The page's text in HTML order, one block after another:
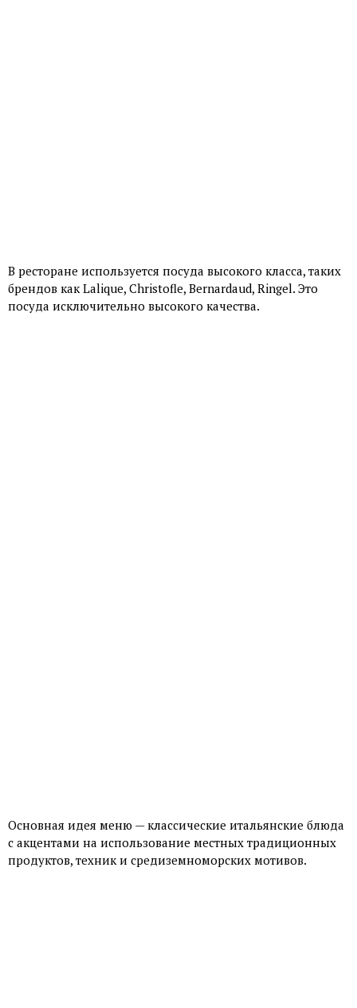
В ресторане используется посуда высокого класса, таких
брендов как Lalique, Christofle, Bernardaud, Ringel. Это
посуда исключительно высокого качества.
Основная идея меню — классические итальянские блюда
с акцентами на использование местных традиционных
продуктов, техник и средиземноморских мотивов.